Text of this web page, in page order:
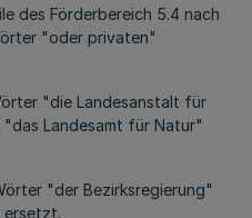
des Förderbereich 5.4 nach
"oder privaten"
"die Landesanstalt für
Landesamt für Natur"
"der Bezirksregierung"
ersetzt.